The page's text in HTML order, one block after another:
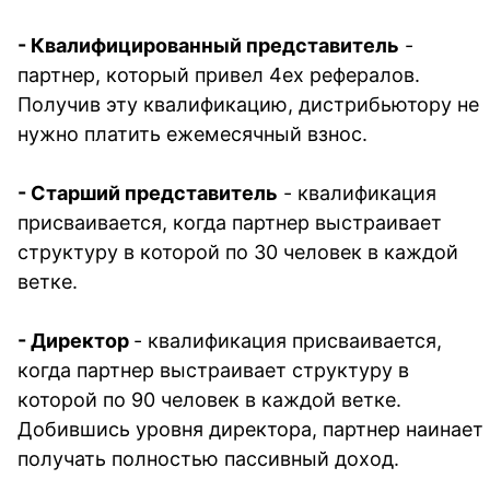
- Квалифицированный представитель -
партнер, который привел 4ех рефералов.
Получив эту квалификацию, дистрибьютору не
нужно платить ежемесячный взнос.
- Старший представитель - квалификация
присваивается, когда партнер выстраивает
структуру в которой по 30 человек в каждой
ветке.
- Директор - квалификация присваивается,
когда партнер выстраивает структуру в
которой по 90 человек в каждой ветке.
Добившись уровня директора, партнер наинает
получать полностью пассивный доход.